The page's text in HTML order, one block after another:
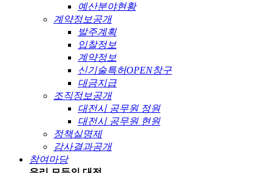
예산분야현황
계약정보공개
발주계획
입찰정보
계약정보
신기술특허OPEN창구
대금지급
조직정보공개
대전시 공무원 정원
대전시 공무원 현원
정책실명제
감사결과공개
참여마당